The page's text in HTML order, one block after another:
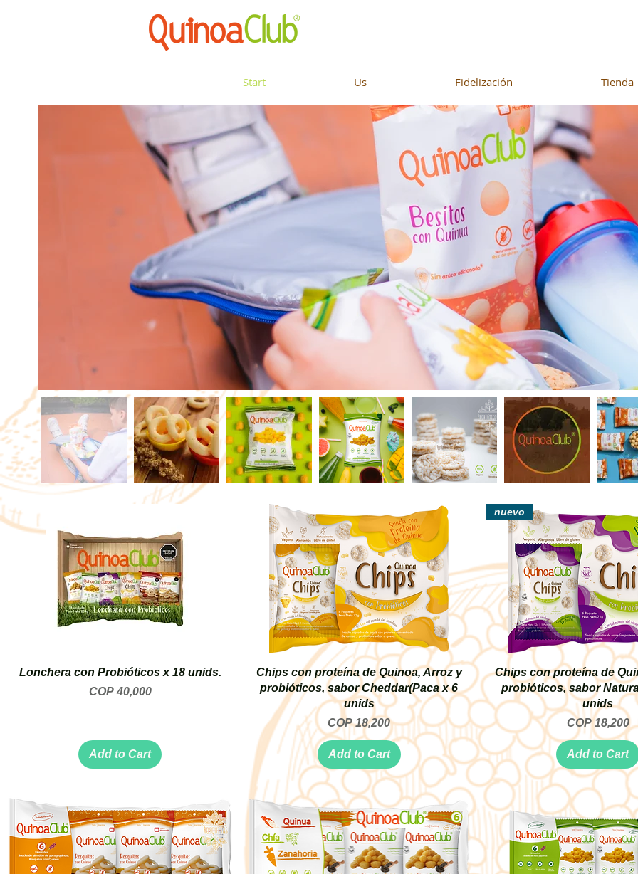
Start Us Fidelización Tienda
Lonchera con Probióticos x 18 unids.
Price
COP 40,000
Add to Cart
Chips con proteína de Quinoa, Arroz y
probióticos, sabor Cheddar(Paca x 6
unids
Price
COP 18,200
Add to Cart
nuevo
Chips con proteína de
probióticos, sabor
unids
Price
COP 18,200
Add to Cart